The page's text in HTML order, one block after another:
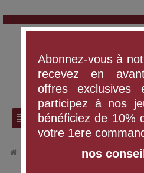
view_headline
Abonnez-vous à
recevez en
offres exclusives
participez à nos
bénéficiez de 10%
votre 1ere
nos